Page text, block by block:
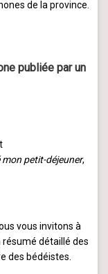
de la province.
publiée par un
petit-déjeuner,
vous invitons à
résumé détaillé des
des bédéistes.